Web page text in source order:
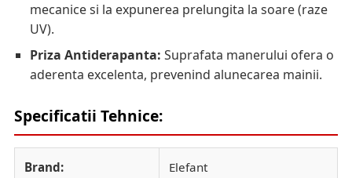
mecanice si la expunerea prelungita la soare (raze
UV).
Priza Antiderapanta: Suprafata manerului ofera o
aderenta excelenta, prevenind alunecarea mainii.
Specificatii Tehnice:
Brand: Elefant